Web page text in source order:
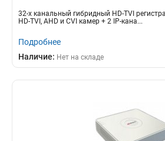
32-х канальный гибридный HD-TVI
HD-TVI, AHD и CVI камер + 2 IP-кана...
Подробнее
Наличие: Нет на складе